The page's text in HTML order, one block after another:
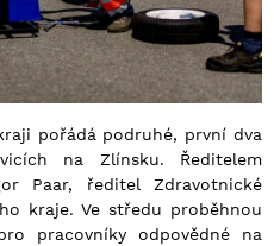
pořádá podruhé, první dva
na Zlínsku. Ředitelem
Paar, ředitel Zdravotnické
kraje. Ve středu proběhnou
pracovníky odpovědné na